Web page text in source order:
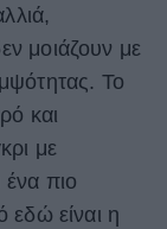
μοιάζουν με
Το
και
με
πιο
εδώ είναι η